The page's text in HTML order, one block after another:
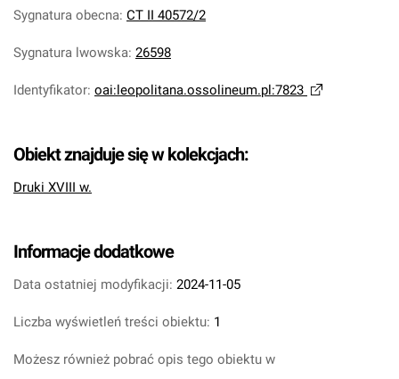
Sygnatura obecna: CT II 40572/2
Sygnatura lwowska: 26598
Identyfikator: oai:leopolitana.ossolineum.pl:7823
Obiekt znajduje się w kolekcjach:
Druki XVIII w.
Informacje dodatkowe
Data ostatniej modyfikacji: 2024-11-05
Liczba wyświetleń treści obiektu: 1
Możesz również pobrać opis tego obiektu w